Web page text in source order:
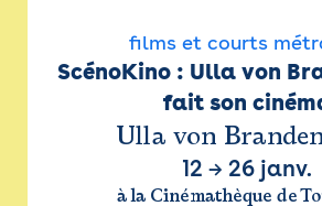
films et courts
ScénoKino : Ulla von
fait son
Ulla von
12 → 26 janv.
à la Cinémathèque de